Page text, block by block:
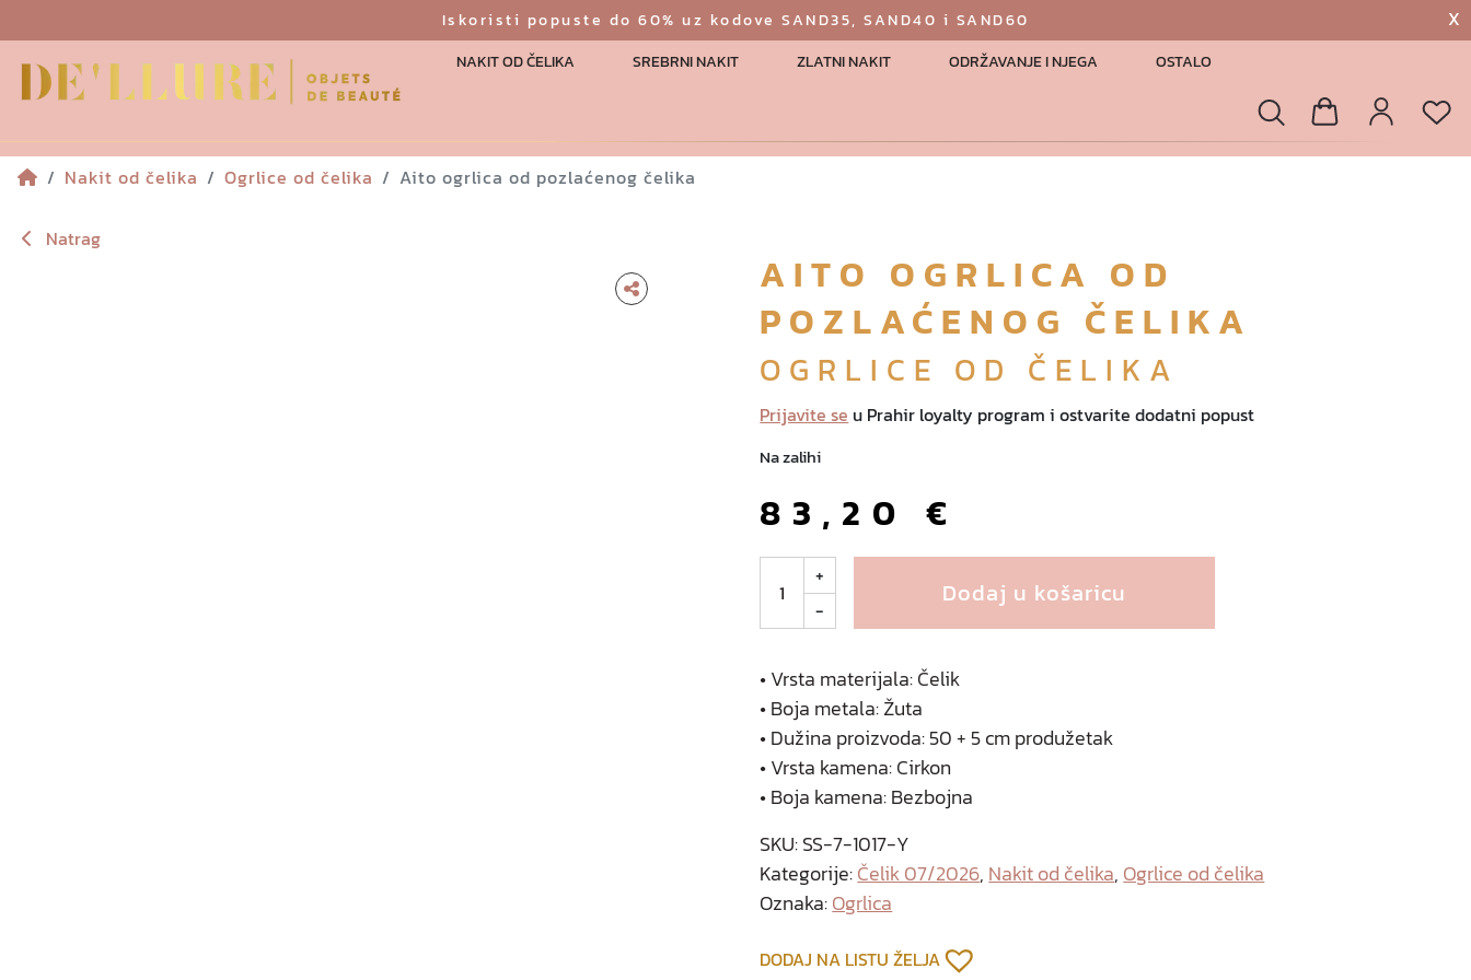
Iskoristi popuste do 60% uz kodove SAND35, SAND40 i SAND60 X
NAKIT OD ČELIKA SREBRNI NAKIT ZLATNI NAKIT ODRŽAVANJE I NJEGA OSTALO
Pretraga
Nakit od čelika
Ogrlice od čelika Aito ogrlica od pozlaćenog čelika
Natrag
AITO OGRLICA OD
POZLAĆENOG ČELIKA
OGRLICE OD ČELIKA
Prijavite se u Prahir loyalty program i ostvarite dodatni popust
Na zalihi
83,20 €
t
o
g
i
c
a
o
d
p
z
+
-
Dodaj u košaricu
• Vrsta materijala: Čelik
• Boja metala: Žuta
• Dužina proizvoda: 50 + 5 cm produžetak
• Vrsta kamena: Cirkon
• Boja kamena: Bezbojna
SKU:SS-7-1017-Y
Kategorije:Čelik 07/2026, Nakit od čelika, Ogrlice od čelika
Oznaka:Ogrlica
DODAJ NA LISTU ŽELJA